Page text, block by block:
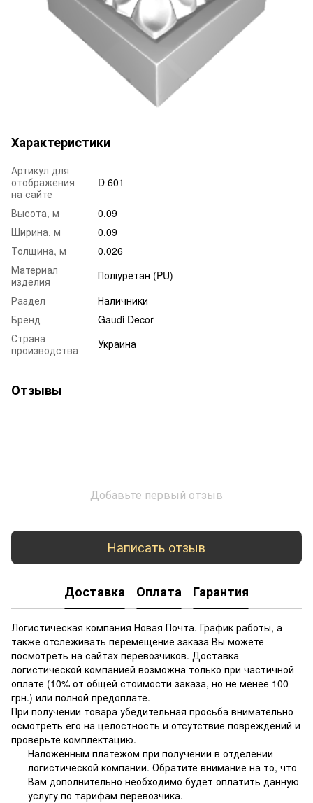
Характеристики
Артикул для
отображения
на сайте
D 601
Высота, м
0.09
Ширина, м
0.09
Толщина, м
0.026
Материал
изделия
Поліуретан (PU)
Раздел
Наличники
Бренд
Gaudi Decor
Страна
производства
Украина
Отзывы
Добавьте первый отзыв
Написать отзыв
Доставка Оплата Гарантия
Логистическая компания Новая Почта. График работы, а
также отслеживать перемещение заказа Вы можете
посмотреть на сайтах перевозчиков. Доставка
логистической компанией возможна только при частичной
оплате (10% от общей стоимости заказа, но не менее 100
грн.) или полной предоплате.
При получении товара убедительная просьба внимательно
осмотреть его на целостность и отсутствие повреждений и
проверьте комплектацию.
Наложенным платежом при получении в отделении
логистической компании. Обратите внимание на то, что
Вам дополнительно необходимо будет оплатить данную
услугу по тарифам перевозчика.